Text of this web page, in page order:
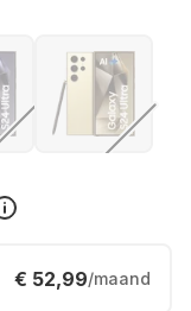
€ 52,99/maand